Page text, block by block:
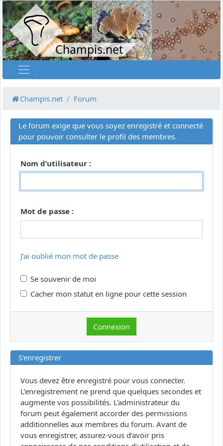
Champis.net
Champis.net Forum
Le forum exige que vous soyez enregistré et connecté
pour pouvoir consulter le profil des membres.
Nom d’utilisateur :
Mot de passe :
J’ai oublié mon mot de passe
Se souvenir de moi
Cacher mon statut en ligne pour cette session
S’enregistrer
Vous devez être enregistré pour vous connecter.
L’enregistrement ne prend que quelques secondes et
augmente vos possibilités. L’administrateur du
forum peut également accorder des permissions
additionnelles aux membres du forum. Avant de
vous enregistrer, assurez-vous d’avoir pris